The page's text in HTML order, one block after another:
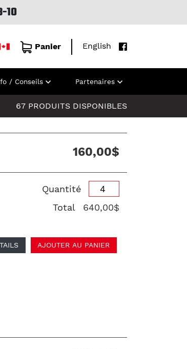
10
Panier English
/ Conseils Partenaires
67 PRODUITS DISPONIBLES
160,00$
Quantité
Total
640,00$
AJOUTER AU PANIER